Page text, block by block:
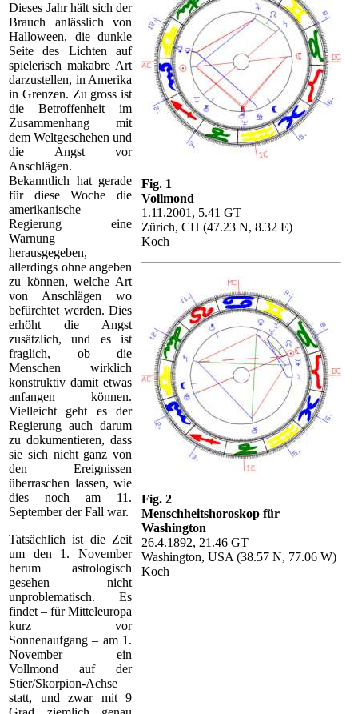
Dieses Jahr hält sich der
Brauch anlässlich von
Halloween, die dunkle
Seite des Lichten auf
spielerisch makabre Art
darzustellen, in Amerika
in Grenzen. Zu gross ist
die Betroffenheit im
Zusammenhang mit
dem Weltgeschehen und
die Angst vor
Anschlägen.
Bekanntlich hat gerade
für diese Woche die
amerikanische
Regierung eine
Warnung
herausgegeben,
allerdings ohne angeben
zu können, welche Art
von Anschlägen wo
befürchtet werden. Dies
erhöht die Angst
zusätzlich, und es ist
fraglich, ob die
Menschen wirklich
konstruktiv damit etwas
anfangen können.
Vielleicht geht es der
Regierung auch darum
zu dokumentieren, dass
sie sich nicht ganz von
den Ereignissen
überraschen lassen, wie
dies noch am 11.
September der Fall war.
Tatsächlich ist die Zeit
um den 1. November
herum astrologisch
gesehen nicht
unproblematisch. Es
findet – für Mitteleuropa
kurz vor
Sonnenaufgang – am 1.
November ein
Vollmond auf der
Stier/Skorpion-Achse
statt, und zwar mit 9
Fig. 1
Vollmond
1.11.2001, 5.41 GT
Zürich, CH (47.23 N, 8.32 E)
Koch
Fig. 2
Menschheitshoroskop für
Washington
26.4.1892, 21.46 GT
Washington, USA (38.57 N, 77.06 W)
Koch